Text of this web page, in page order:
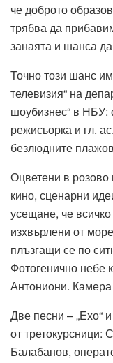
че доброто
трябва да
занаята и шанса
Точно този шанс
телевизия“ на
шоубизнес“ в НБУ:
режисьорка и гл.
безлюдните
Оцветени в розово
кино, сценарни
усещане, че
изхвърлени от
плъзгащи се по
Фотогенично небе
Антониони.
Две песни – „Ехо“
от
Балабанов,